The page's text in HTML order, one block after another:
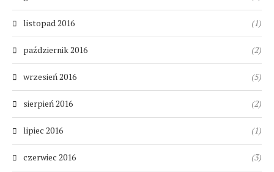
listopad 2016 (1)
październik 2016 (2)
wrzesień 2016 (5)
sierpień 2016 (2)
lipiec 2016 (1)
czerwiec 2016 (3)